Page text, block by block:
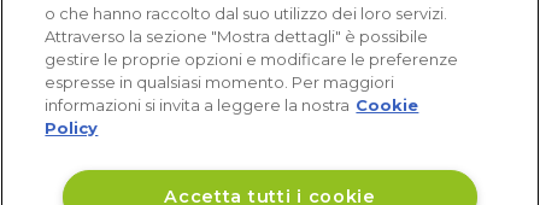
o che hanno raccolto dal suo utilizzo dei loro servizi.
Attraverso la sezione "Mostra dettagli" è possibile
gestire le proprie opzioni e modificare le preferenze
espresse in qualsiasi momento. Per maggiori
informazioni si invita a leggere la nostra Cookie
Policy
Accetta tutti i cookie